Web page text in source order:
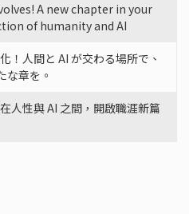
A new chapter in your
of humanity and AI
！人間と AI が交わる場所で、
な章を。
人性與 AI 之間，開啟職涯新篇